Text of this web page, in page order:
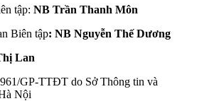
tập: NB Trần Thanh Môn
Biên tập: NB Nguyễn Thế Dương
Lan
GP-TTĐT do Sở Thông tin và
Nội